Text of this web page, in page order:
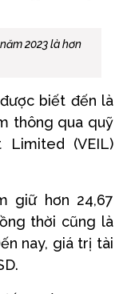
2023 là hơn
biết đến là
thông qua quỹ
Limited (VEIL)
giữ hơn 24,67
thời cũng là
nay, giá trị tài